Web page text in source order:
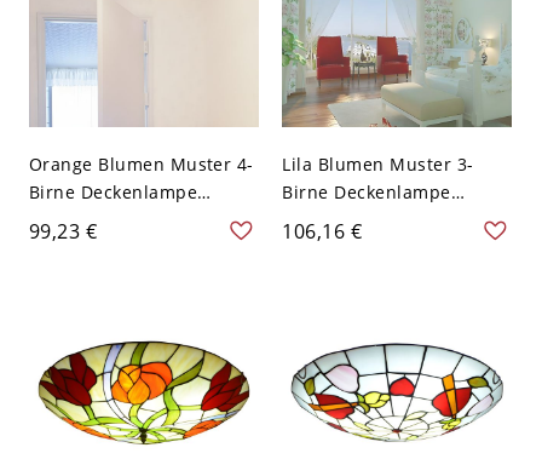
Orange Blumen Muster 4-
Birne Deckenlampe
Schale Buntes Glas
Tiffany Stil Deckenleuchte
99,23 €
Lila Blumen Muster 3-
Birne Deckenlampe
Tiffany Stil Schale Buntes
Glas Deckenleuchte -
106,16 €